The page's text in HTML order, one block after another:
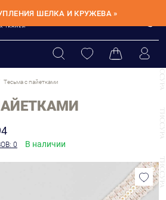
ШЕЛКА И КРУЖЕВА »
Тесьма с пайетками
0 В наличии